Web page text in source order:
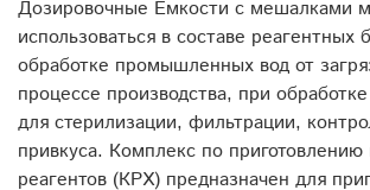
Дозировочные Ёмкости с мешалками
использоваться в составе реагентных
обработке промышленных вод от
процессе производства, при
для стерилизации, фильтрации,
привкуса. Комплекс по приготовлению
реагентов (КРХ) предназначен для